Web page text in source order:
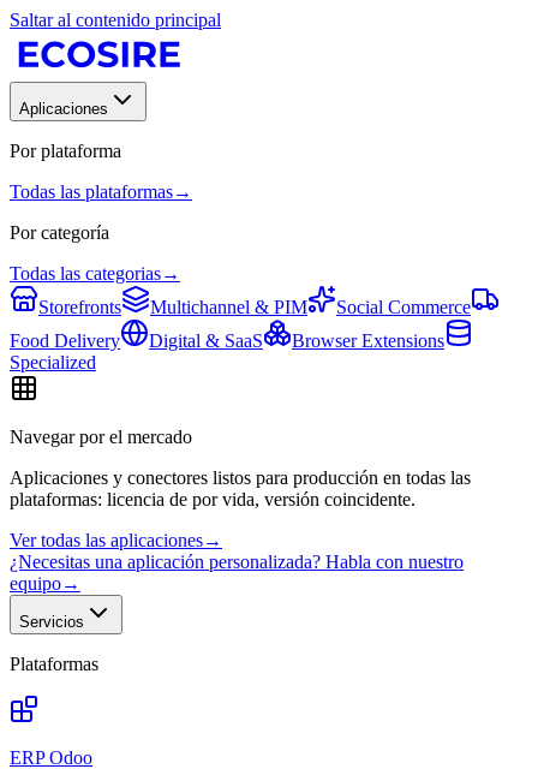
Saltar al contenido principal
Aplicaciones
Por plataforma
Todas las plataformas→
Por categoría
Todas las categorias→
Storefronts
Multichannel & PIM
Social Commerce
Food Delivery
Digital & SaaS
Browser Extensions
Specialized
Navegar por el mercado
Aplicaciones y conectores listos para producción en todas las
plataformas: licencia de por vida, versión coincidente.
Ver todas las aplicaciones→
¿Necesitas una aplicación personalizada? Habla con nuestro
equipo→
Servicios
Plataformas
ERP Odoo